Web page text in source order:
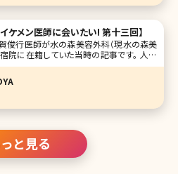
ケメン医師に会いたい! 第十三回】
俊行医師が水の森美容外科（現水の森美
宿院に在籍していた当時の記事です。 人気
師に会いたい」第十三回は大阪、名古屋な
生です。 心臓血管外科で、外科医としての
療の
と見る